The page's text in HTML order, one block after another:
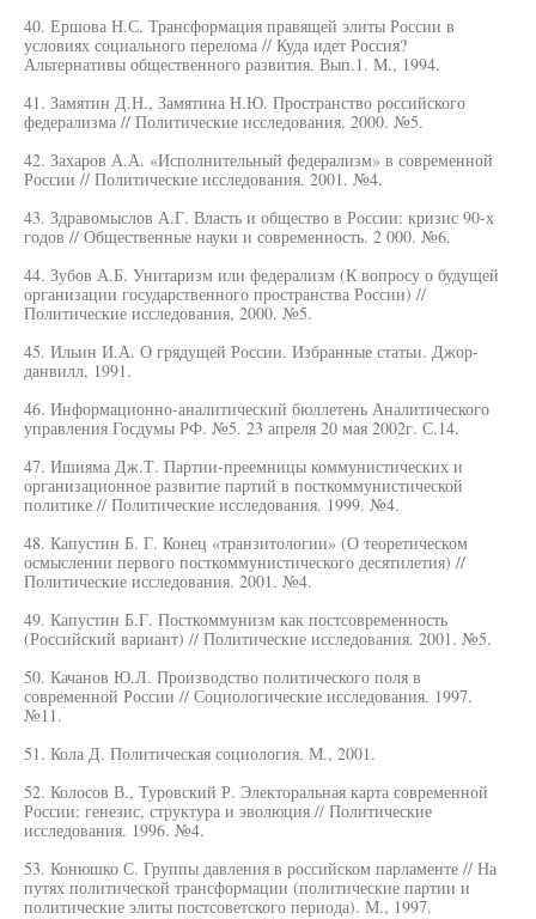
40. Ершова Н.С. Трансформация правящей элиты России в
условиях социального перелома // Куда идет Россия?
Альтернативы общественного развития. Вып.1. М., 1994.
41. Замятин Д.Н., Замятина Н.Ю. Пространство российского
федерализма // Политические исследования. 2000. №5.
42. Захаров А.А. «Исполнительный федерализм» в современной
России // Политические исследования. 2001. №4.
43. Здравомыслов А.Г. Власть и общество в России: кризис 90-х
годов // Общественные науки и современность. 2 000. №6.
44. Зубов А.Б. Унитаризм или федерализм (К вопросу о будущей
организации государственного пространства России) //
Политические исследования, 2000. №5.
45. Ильин И.А. О грядущей России. Избранные статьи. Джор-
данвилл, 1991.
46. Информационно-аналитический бюллетень Аналитического
управления Госдумы РФ. №5. 23 апреля 20 мая 2002г. С.14.
47. Ишияма Дж.Т. Партии-преемницы коммунистических и
организационное развитие партий в посткоммунистической
политике // Политические исследования. 1999. №4.
48. Капустин Б. Г. Конец «транзитологии» (О теоретическом
осмыслении первого посткоммунистического десятилетия) //
Политические исследования. 2001. №4.
49. Капустин Б.Г. Посткоммунизм как постсовременность
(Российский вариант) // Политические исследования. 2001. №5.
50. Качанов Ю.Л. Производство политического поля в
современной России // Социологические исследования. 1997.
№11.
51. Кола Д. Политическая социология. М., 2001.
52. Колосов В., Туровский Р. Электоральная карта современной
России: генезис, структура и эволюция // Политические
исследования. 1996. №4.
53. Конюшко С. Группы давления в российском парламенте // На
путях политической трансформации (политические партии и
политические элиты постсоветского периода). М., 1997.